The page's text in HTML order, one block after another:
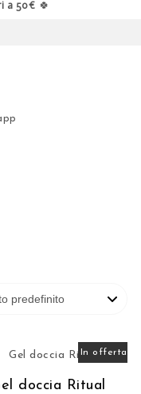
a 50€ 🍀
In offerta!
doccia Ritual